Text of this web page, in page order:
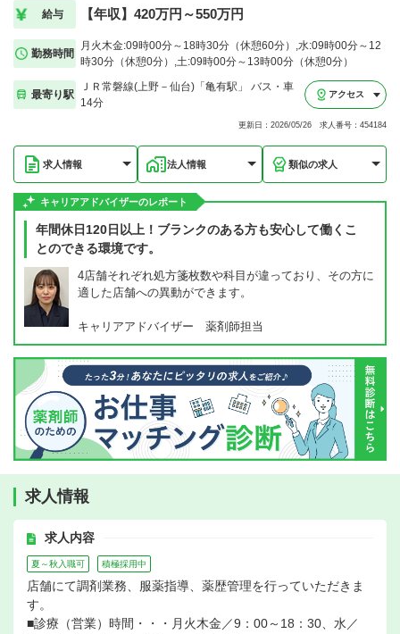
給与 【年収】420万円～550万円
勤務時間
月火木金:09時00分～18時30分（休憩60分）,水:09時00分～12
時30分（休憩0分）,土:09時00分～13時00分（休憩0分）
最寄り駅
ＪＲ常磐線(上野－仙台)「亀有駅」 バス・車
14分
アクセス
更新日：2026/05/26 求人番号：454184
求人情報 法人情報 類似の求人
キャリアアドバイザーのレポート
年間休日120日以上！ブランクのある方も安心して働くこ
とのできる環境です。
4店舗それぞれ処方箋枚数や科目が違っており、その方に
適した店舗への異動ができます。
キャリアアドバイザー 薬剤師担当
求人情報
求人内容
夏～秋入職可 積極採用中
店舗にて調剤業務、服薬指導、薬歴管理を行っていただきま
す。
■診療（営業）時間・・・月火木金／9：00～18：30、水／